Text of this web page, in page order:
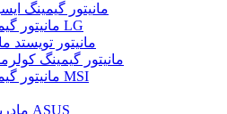
مانیتور گیمینگ
مانیتور گیمینگ LG
مانیتور تویستد
مانیتور گیمینگ
مانیتور گیمینگ MSI
مادربرد گیمینگ ASUS